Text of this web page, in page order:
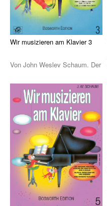
Klavier
Text & Akkorde
Für Kinder
Besondere Anlässe
Spielmaterial
Klavier & Keyboard
Piano Gefällt Mir!
Start Up Piano
Guitar Play Along
Bass Along
Wir musizieren am Klavier 3
Von John Wesley Schaum. Der
Klavierschule f� ...